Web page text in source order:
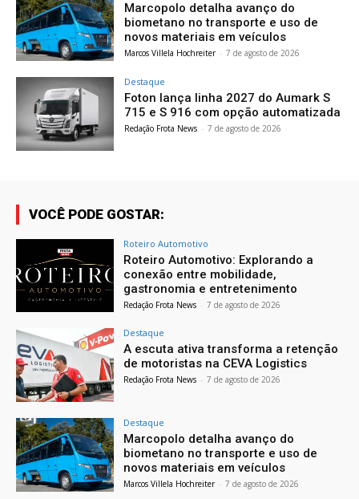
Marcopolo detalha avanço do
biometano no transporte e uso de
novos materiais em veículos
Marcos Villela Hochreiter - 7 de agosto de 2026
Destaque
Foton lança linha 2027 do Aumark S
715 e S 916 com opção automatizada
Redação Frota News - 7 de agosto de 2026
VOCÊ PODE GOSTAR:
Roteiro Automotivo
Roteiro Automotivo: Explorando a
conexão entre mobilidade,
gastronomia e entretenimento
Redação Frota News - 7 de agosto de 2026
Destaque
A escuta ativa transforma a retenção
de motoristas na CEVA Logistics
Redação Frota News - 7 de agosto de 2026
Destaque
Marcopolo detalha avanço do
biometano no transporte e uso de
novos materiais em veículos
Marcos Villela Hochreiter - 7 de agosto de 2026